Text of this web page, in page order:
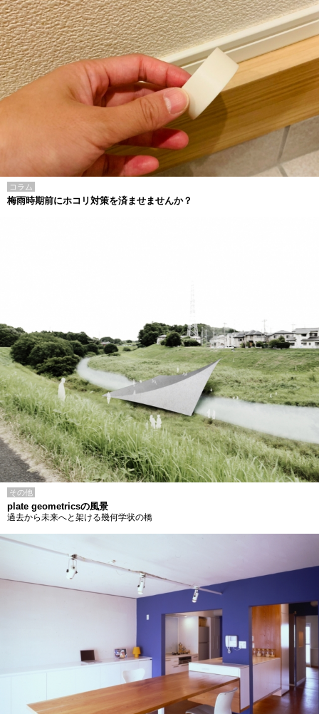
コラム
梅雨時期前にホコリ対策を済ませませんか？
その他
plate geometricsの風景
過去から未来へと架ける幾何学状の橋